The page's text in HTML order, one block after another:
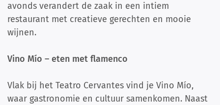
avonds verandert de zaak in een intiem
restaurant met creatieve gerechten en mooie
wijnen.
Vino Mío – eten met flamenco
Vlak bij het Teatro Cervantes vind je Vino Mío,
waar gastronomie en cultuur samenkomen. Naast